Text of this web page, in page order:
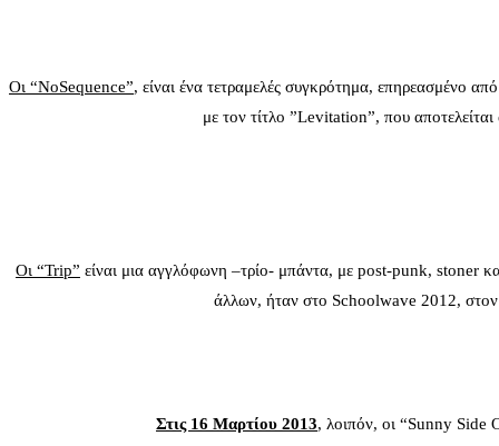
Οι “NoSequence”, είναι ένα τετραμελές συγκρότημα, επηρεασμένο
με τον τίτλο ”Levitation”, που
Οι “Trip” είναι μια αγγλόφωνη –τρίο- μπάντα, με post-punk, stoner
άλλων, ήταν στο Schoolwave 2012,
Στις 16 Μαρτίου 2013, λοιπόν, οι “Sunny Side